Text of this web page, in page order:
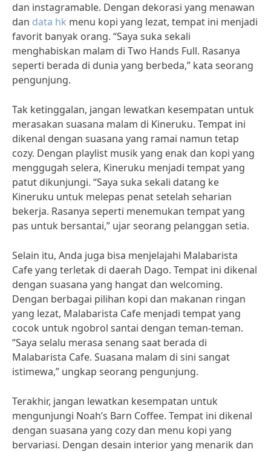
dan instagramable. Dengan dekorasi yang menawan
dan data hk menu kopi yang lezat, tempat ini menjadi
favorit banyak orang. “Saya suka sekali
menghabiskan malam di Two Hands Full. Rasanya
seperti berada di dunia yang berbeda,” kata seorang
pengunjung.
Tak ketinggalan, jangan lewatkan kesempatan untuk
merasakan suasana malam di Kineruku. Tempat ini
dikenal dengan suasana yang ramai namun tetap
cozy. Dengan playlist musik yang enak dan kopi yang
menggugah selera, Kineruku menjadi tempat yang
patut dikunjungi. “Saya suka sekali datang ke
Kineruku untuk melepas penat setelah seharian
bekerja. Rasanya seperti menemukan tempat yang
pas untuk bersantai,” ujar seorang pelanggan setia.
Selain itu, Anda juga bisa menjelajahi Malabarista
Cafe yang terletak di daerah Dago. Tempat ini dikenal
dengan suasana yang hangat dan welcoming.
Dengan berbagai pilihan kopi dan makanan ringan
yang lezat, Malabarista Cafe menjadi tempat yang
cocok untuk ngobrol santai dengan teman-teman.
“Saya selalu merasa senang saat berada di
Malabarista Cafe. Suasana malam di sini sangat
istimewa,” ungkap seorang pengunjung.
Terakhir, jangan lewatkan kesempatan untuk
mengunjungi Noah’s Barn Coffee. Tempat ini dikenal
dengan suasana yang cozy dan menu kopi yang
bervariasi. Dengan desain interior yang menarik dan